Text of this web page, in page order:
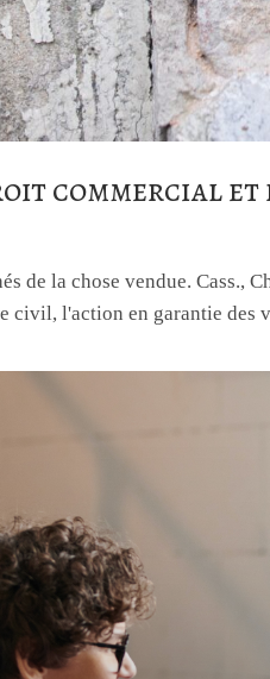
commercial et
de la chose vendue.
civil, l'action en garantie des